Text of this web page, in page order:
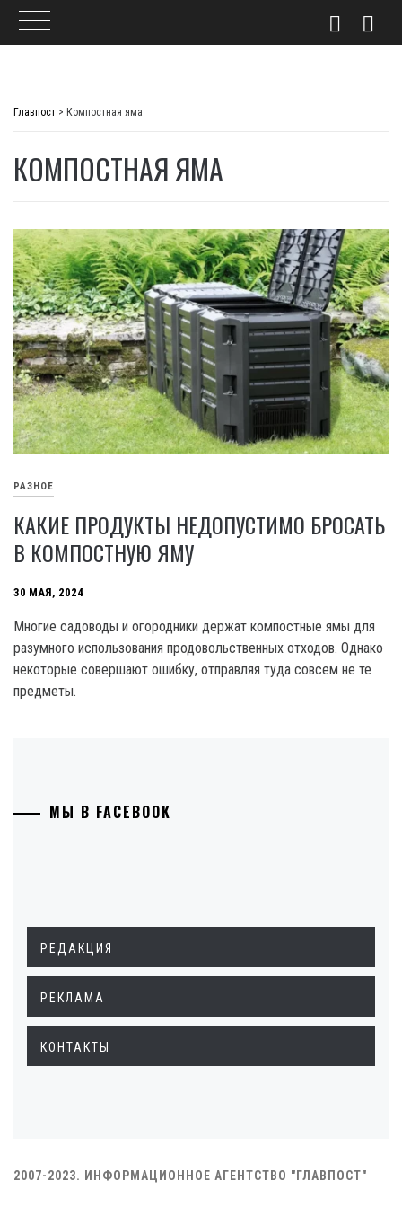
Главпост > Компостная яма
КОМПОСТНАЯ ЯМА
РАЗНОЕ
КАКИЕ ПРОДУКТЫ НЕДОПУСТИМО БРОСАТЬ
В КОМПОСТНУЮ ЯМУ
30 МАЯ, 2024
Многие садоводы и огородники держат компостные ямы для
разумного использования продовольственных отходов. Однако
некоторые совершают ошибку, отправляя туда совсем не те
предметы.
МЫ В FACEBOOK
РЕДАКЦИЯ
РЕКЛАМА
КОНТАКТЫ
2007-2023. ИНФОРМАЦИОННОЕ АГЕНТСТВО "ГЛАВПОСТ"